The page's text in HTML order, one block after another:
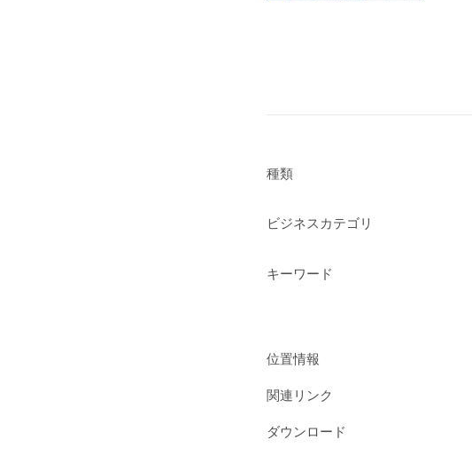
種類
ビジネスカテゴリ
キーワード
位置情報
関連リンク
ダウンロード